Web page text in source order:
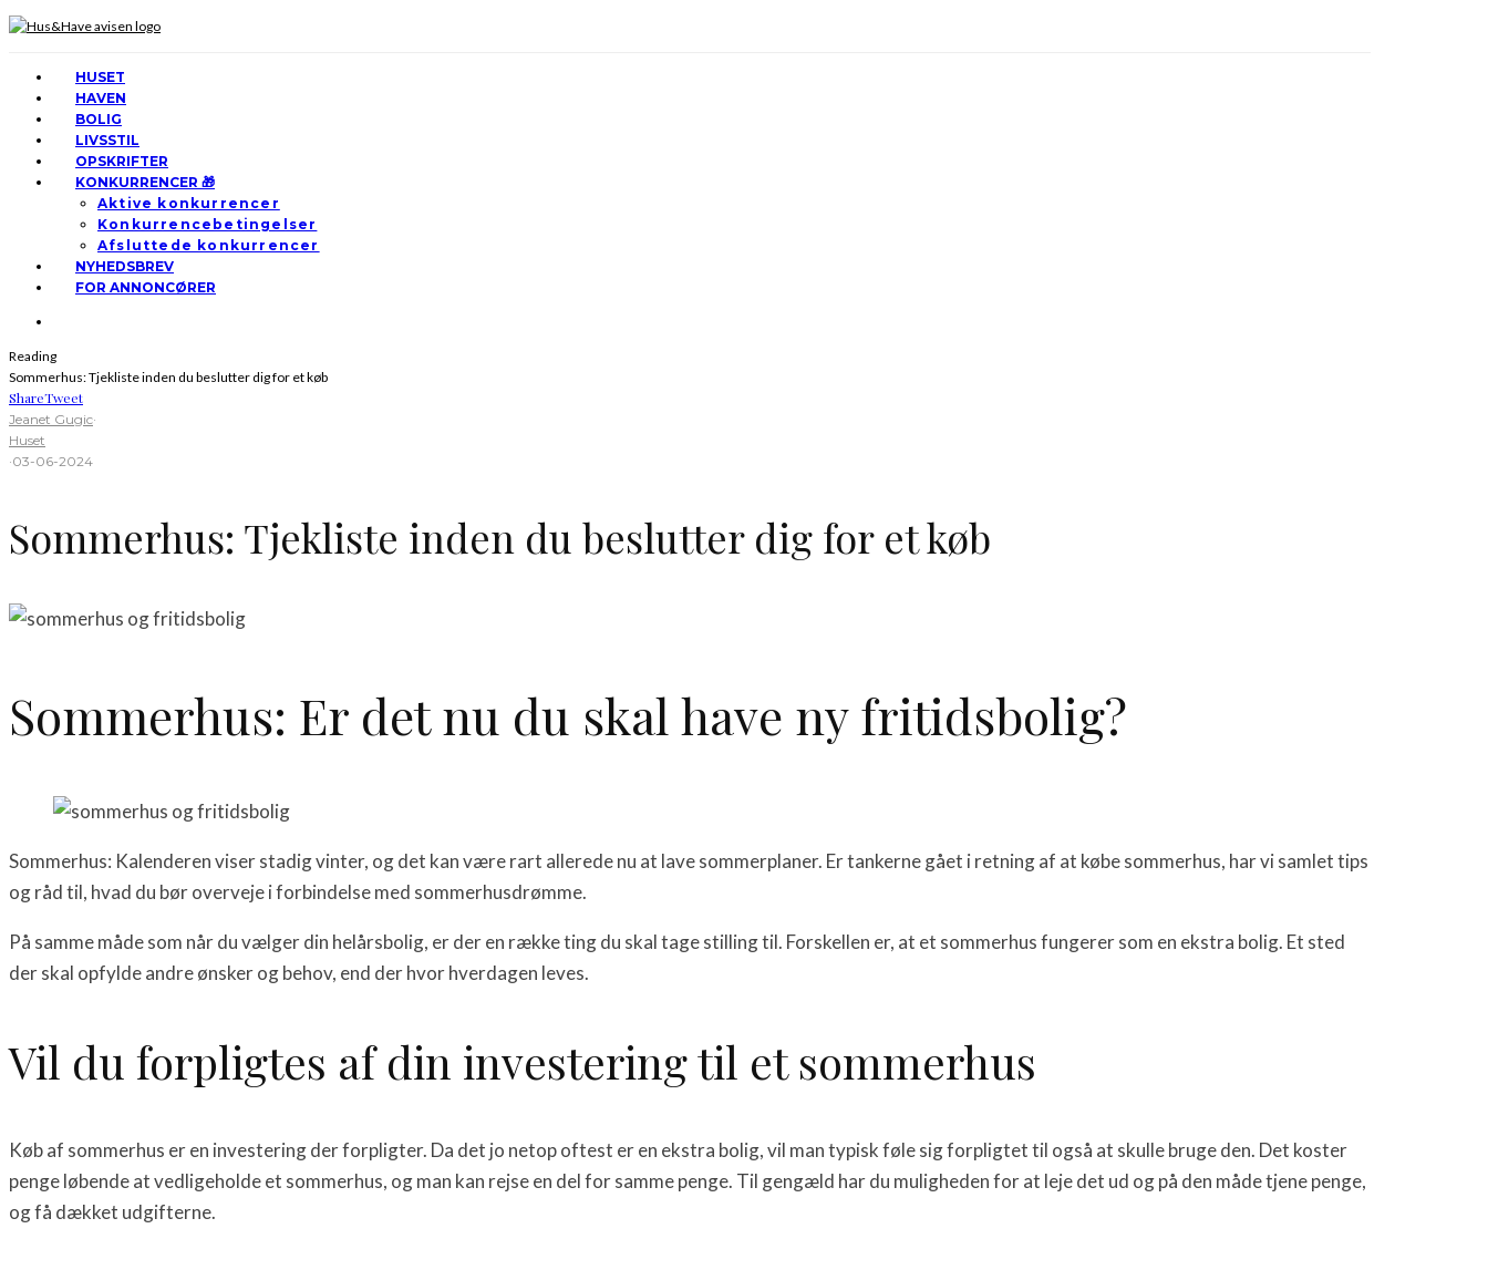
HUSET
HAVEN
BOLIG
LIVSSTIL
OPSKRIFTER
KONKURRENCER 🎁
Aktive konkurrencer
Konkurrencebetingelser
Afsluttede konkurrencer
NYHEDSBREV
FOR ANNONCØRER
Reading
Sommerhus: Tjekliste inden du beslutter dig for et køb
ShareTweet
Jeanet Gugic·
Huset
·03-06-2024
Sommerhus: Tjekliste inden du beslutter dig for et køb
Sommerhus: Er det nu du skal have ny fritidsbolig?
Sommerhus: Kalenderen viser stadig vinter, og det kan være rart allerede nu at lave sommerplaner. Er tankerne gået i retning af at købe sommerhus, har vi samlet tips
og råd til, hvad du bør overveje i forbindelse med sommerhusdrømme.
På samme måde som når du vælger din helårsbolig, er der en række ting du skal tage stilling til. Forskellen er, at et sommerhus fungerer som en ekstra bolig. Et sted
der skal opfylde andre ønsker og behov, end der hvor hverdagen leves.
Vil du forpligtes af din investering til et sommerhus
Køb af sommerhus er en investering der forpligter. Da det jo netop oftest er en ekstra bolig, vil man typisk føle sig forpligtet til også at skulle bruge den. Det koster
penge løbende at vedligeholde et sommerhus, og man kan rejse en del for samme penge. Til gengæld har du muligheden for at leje det ud og på den måde tjene penge,
og få dækket udgifterne.